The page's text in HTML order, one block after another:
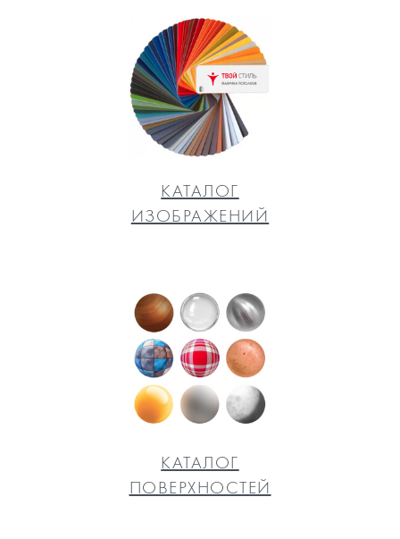
КАТАЛОГ
ИЗОБРАЖЕНИЙ
КАТАЛОГ
ПОВЕРХНОСТЕЙ